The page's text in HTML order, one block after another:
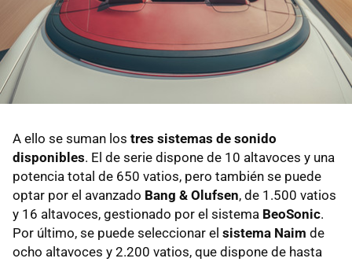
A ello se suman los tres sistemas de sonido
disponibles. El de serie dispone de 10 altavoces y una
potencia total de 650 vatios, pero también se puede
optar por el avanzado Bang & Olufsen, de 1.500 vatios
y 16 altavoces, gestionado por el sistema BeoSonic.
Por último, se puede seleccionar el sistema Naim de
ocho altavoces y 2.200 vatios, que dispone de hasta